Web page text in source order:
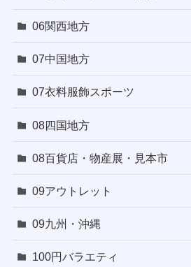
06関西地方
07中国地方
07衣料服飾スポーツ
08四国地方
08百貨店・物産展・見本市
09アウトレット
09九州・沖縄
100円バラエティ